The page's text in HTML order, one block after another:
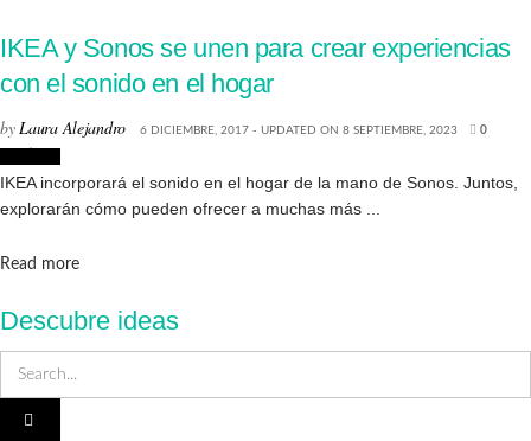
IKEA y Sonos se unen para crear experiencias
con el sonido en el hogar
byLaura Alejandro 6 DICIEMBRE, 2017 - UPDATED ON 8 SEPTIEMBRE, 2023 0
IKEA incorporará el sonido en el hogar de la mano de Sonos. Juntos,
explorarán cómo pueden ofrecer a muchas más ...
Read moreDetails
Descubre ideas